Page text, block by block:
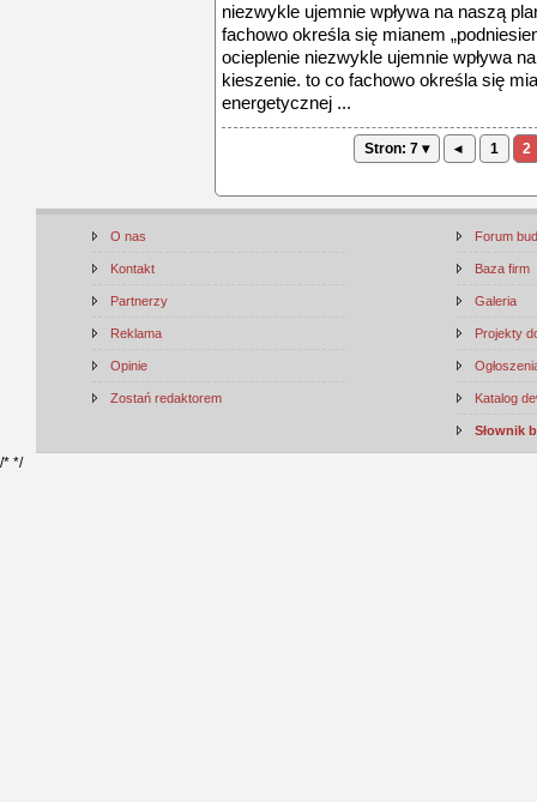
niezwykle ujemnie wpływa na naszą
fachowo określa się mianem
ocieplenie niezwykle ujemnie wpływa
kieszenie. to co fachowo określa się
energetycznej ...
Stron: 7 ▾ ◂ 1 2
O nas
Kontakt
Partnerzy
Reklama
Opinie
Zostań redaktorem
Forum
Baza firm
Galeria
Projekty
Katalog
Słownik
/* */